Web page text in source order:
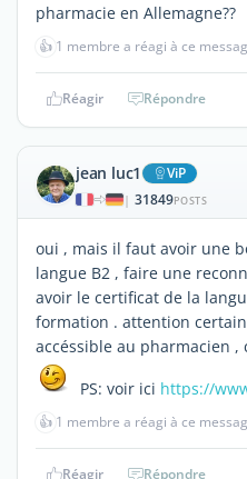
pharmacie en Allemagne??
👍 1 membre a réagi à ce
Réagir Répondre
jean luc1 ViP
| 31849POSTS
oui , mais il faut avoir une
langue B2 , faire une
avoir le certificat de la
formation . attention
accéssible au pharmacien
PS: voir ici https://
👍 1 membre a réagi à ce
Réagir Répondre